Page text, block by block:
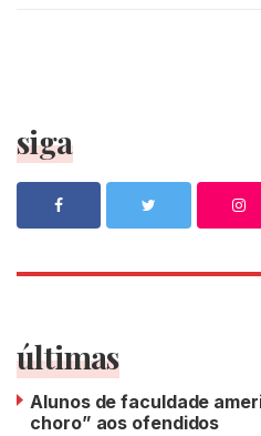
siga
últimas
Alunos de faculdade
choro” aos ofendidos